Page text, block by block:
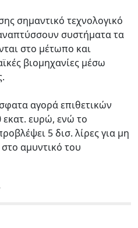
σημαντικό τεχνολογικό
συστήματα τα
στο μέτωπο και
βιομηχανίες μέσω
αγορά επιθετικών
ευρώ, ενώ το
5 δισ. λίρες για μη
αμυντικό του